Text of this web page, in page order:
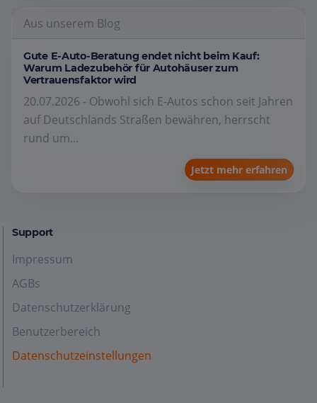
Aus unserem Blog
Gute E-Auto-Beratung endet nicht beim Kauf:
Warum Ladezubehör für Autohäuser zum
Vertrauensfaktor wird
20.07.2026 - Obwohl sich E-Autos schon seit Jahren
auf Deutschlands Straßen bewähren, herrscht
rund um...
Jetzt mehr erfahren
Support
Impressum
AGBs
Datenschutzerklärung
Benutzerbereich
Datenschutzeinstellungen